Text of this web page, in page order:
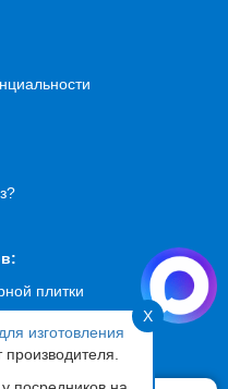
X
изготовления
производителя.
плитки